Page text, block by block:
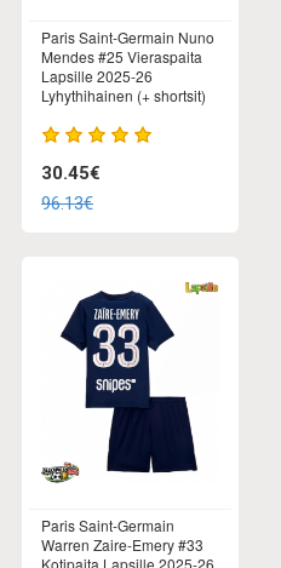
Paris Saint-Germain Nuno
Mendes #25 Vieraspaita
Lapsille 2025-26
Lyhythihainen (+ shortsit)
30.45€
96.13€
Paris Saint-Germain
Warren Zaire-Emery #33